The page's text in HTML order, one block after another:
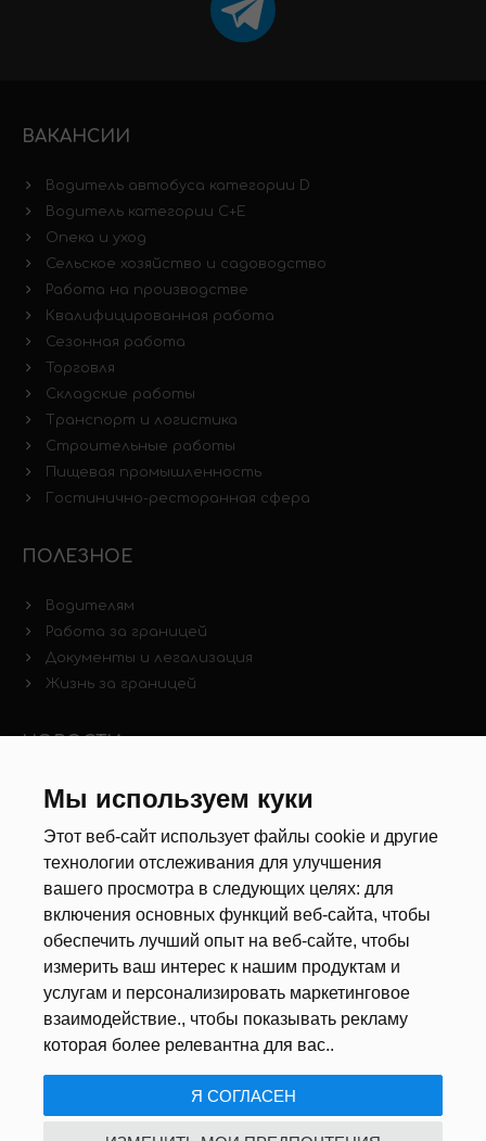
Мы используем куки
Этот веб-сайт использует файлы cookie и другие
технологии отслеживания для улучшения
вашего просмотра в следующих целях: для
включения основных функций веб-сайта, чтобы
обеспечить лучший опыт на веб-сайте, чтобы
измерить ваш интерес к нашим продуктам и
услугам и персонализировать маркетинговое
взаимодействие., чтобы показывать рекламу
которая более релевантна для вас..
Я СОГЛАСЕН
ВАКАНСИИ
Водитель автобуса категории D
Водитель категории C+E
Опека и уход
Сельское хозяйство и садоводство
Работа на производстве
Квалифицированная работа
Сезонная работа
Торговля
Складские работы
Транспорт и логистика
Строительные работы
Пищевая промышленность
Гостинично-ресторанная сфера
ПОЛЕЗНОЕ
Водителям
Работа за границей
Документы и легализация
Жизнь за границей
НОВОСТИ
Новости рынка труда
Анкета
Калькулятор дат
Документы
ПОЛИТИКА КОНФИДЕНЦИАЛЬНОСТИ/USTAWIENIA COOKIE